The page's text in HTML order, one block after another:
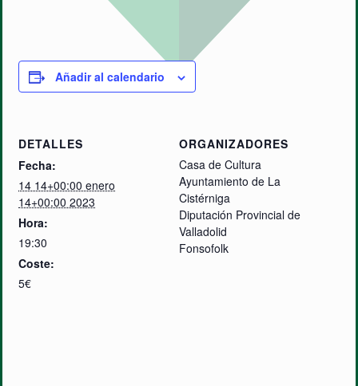
Añadir al calendario
DETALLES
Fecha:
14 14+00:00 enero
14+00:00 2023
Hora:
19:30
Coste:
5€
ORGANIZADORES
Casa de Cultura
Ayuntamiento de La
Cistérniga
Diputación Provincial de
Valladolid
Fonsofolk